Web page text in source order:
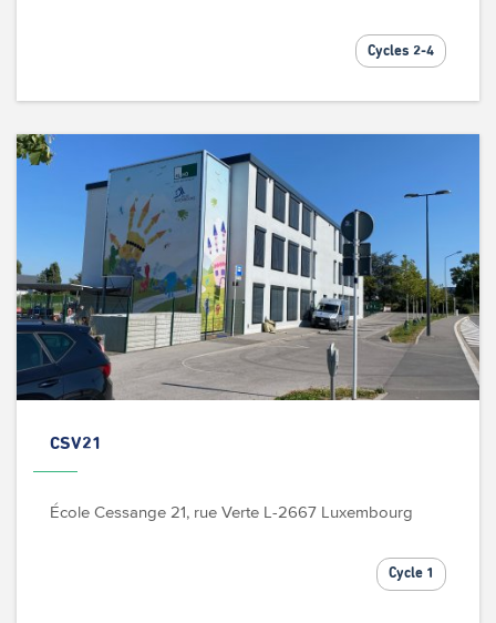
Cycles 2-4
CSV21
École Cessange 21, rue Verte L-2667 Luxembourg
Cycle 1